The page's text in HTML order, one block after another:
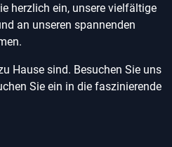
herzlich ein, unsere vielfältige
an unseren spannenden
Hause sind. Besuchen Sie uns
Sie ein in die faszinierende